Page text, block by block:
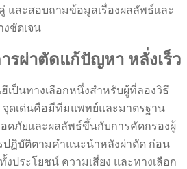
และสอบถามข้อมูลเรื่องผลลัพธ์และ
ชัดเจน
รผ่าตัดแก้ปัญหา หลั่งเร็ว
เป็นทางเลือกหนึ่งสำหรับผู้ที่ลองวิธี
ดเด่นคือมีทีมแพทย์และมาตรฐาน
ดภัยและผลลัพธ์ขึ้นกับการคัดกรองผู้
ปฏิบัติตามคำแนะนำหลังผ่าตัด ก่อน
ประโยชน์ ความเสี่ยง และทางเลือก